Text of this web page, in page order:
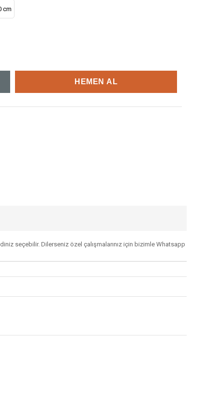
cm
seçebilir. Dilerseniz özel çalışmalarınız için bizimle Whatsapp